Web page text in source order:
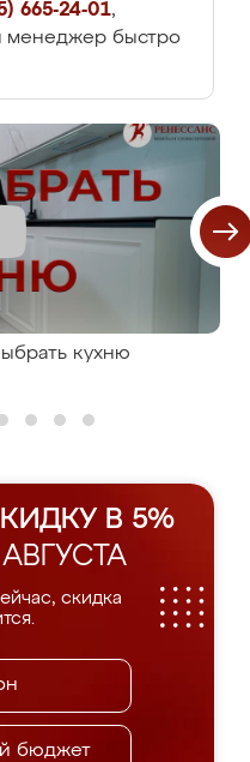
665-24-01,
менеджер быстро
кухню
В 5%
скидка
бюджет